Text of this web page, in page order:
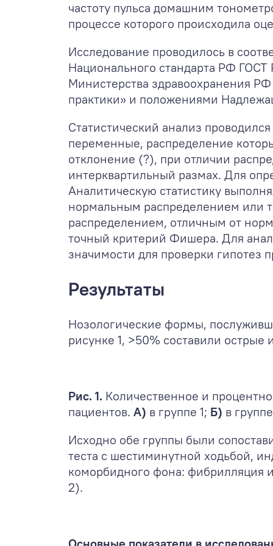
частоту пульса домашним
процессе которого происходила
Исследование проводилось в
Национального стандарта РФ
Министерства здравоохранения
практики» и положениями
Статистический анализ
переменные, распределение
отклонение (?), при отличии
интерквартильный размах. Для
Аналитическую статистику
нормальным распределением или
распределением, отличным от
точный критерий Фишера. Для
значимости для проверки гипотез
Результаты
Нозологические формы,
рисунке 1, >50% составили
Рис. 1. Количественное и
пациентов. А) в группе 1; Б) в
Исходно обе группы были
теста с шестиминутной ходьбой,
коморбидного фона: фибрилляция
2).